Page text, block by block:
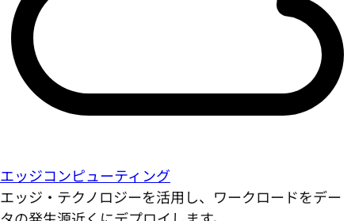
エッジコンピューティング
エッジ・テクノロジーを活用し、ワークロードをデー